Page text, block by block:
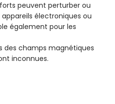
peuvent perturber ou
électroniques ou
également pour les
des champs magnétiques
inconnues.